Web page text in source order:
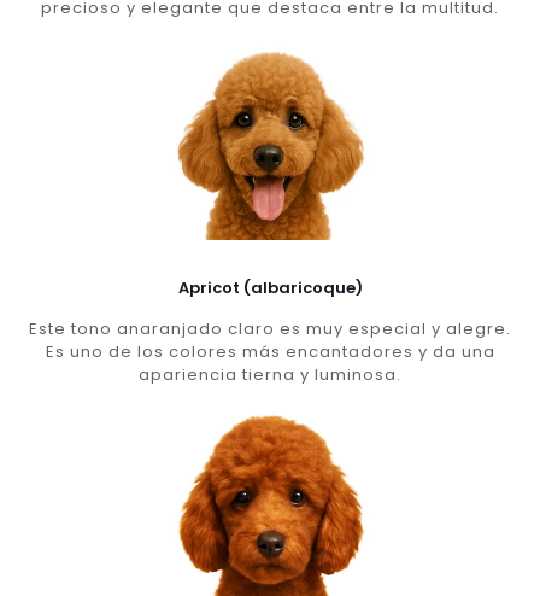
precioso y elegante que destaca entre la multitud.
Apricot (albaricoque)
Este tono anaranjado claro es muy especial y alegre.
Es uno de los colores más encantadores y da una
apariencia tierna y luminosa.